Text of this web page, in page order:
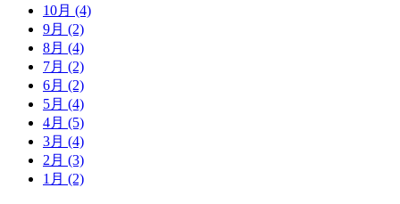
10月 (4)
9月 (2)
8月 (4)
7月 (2)
6月 (2)
5月 (4)
4月 (5)
3月 (4)
2月 (3)
1月 (2)